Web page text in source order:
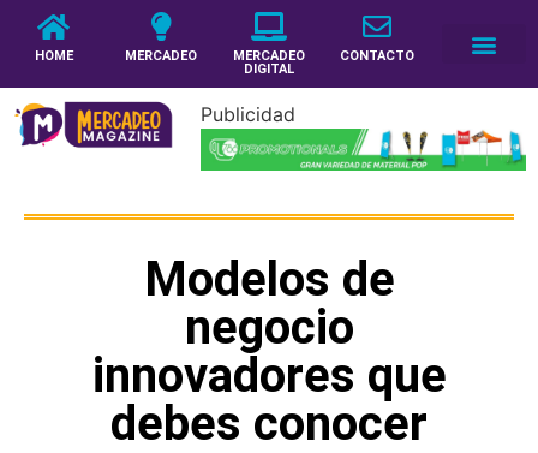
HOME MERCADEO
MERCADEO
DIGITAL
CONTACTO
Publicidad
Modelos de
negocio
innovadores que
debes conocer